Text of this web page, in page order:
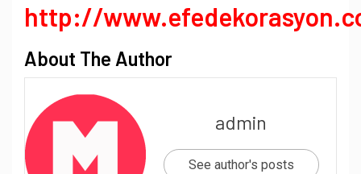
http://
About The Author
admin
See author's posts